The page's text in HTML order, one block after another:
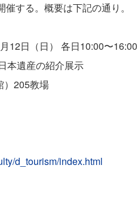
する。概要は下記の通り。
日（日） 各日10:00〜16:00
本遺産の紹介展示
205教場
d_tourism/index.html